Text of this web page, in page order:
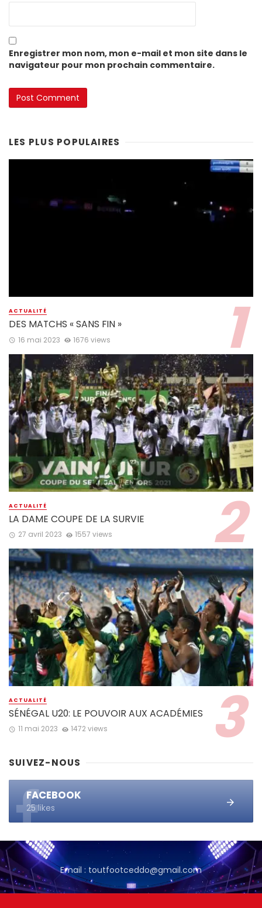
Enregistrer mon nom, mon e-mail et mon site dans le
navigateur pour mon prochain commentaire.
LES PLUS POPULAIRES
ACTUALITÉ
DES MATCHS « SANS FIN »
16 mai 2023 1676 views
ACTUALITÉ
LA DAME COUPE DE LA SURVIE
27 avril 2023 1557 views
ACTUALITÉ
SÉNÉGAL U20: LE POUVOIR AUX ACADÉMIES
11 mai 2023 1472 views
SUIVEZ-NOUS
FACEBOOK
25 likes
Email : toutfootceddo@gmail.com